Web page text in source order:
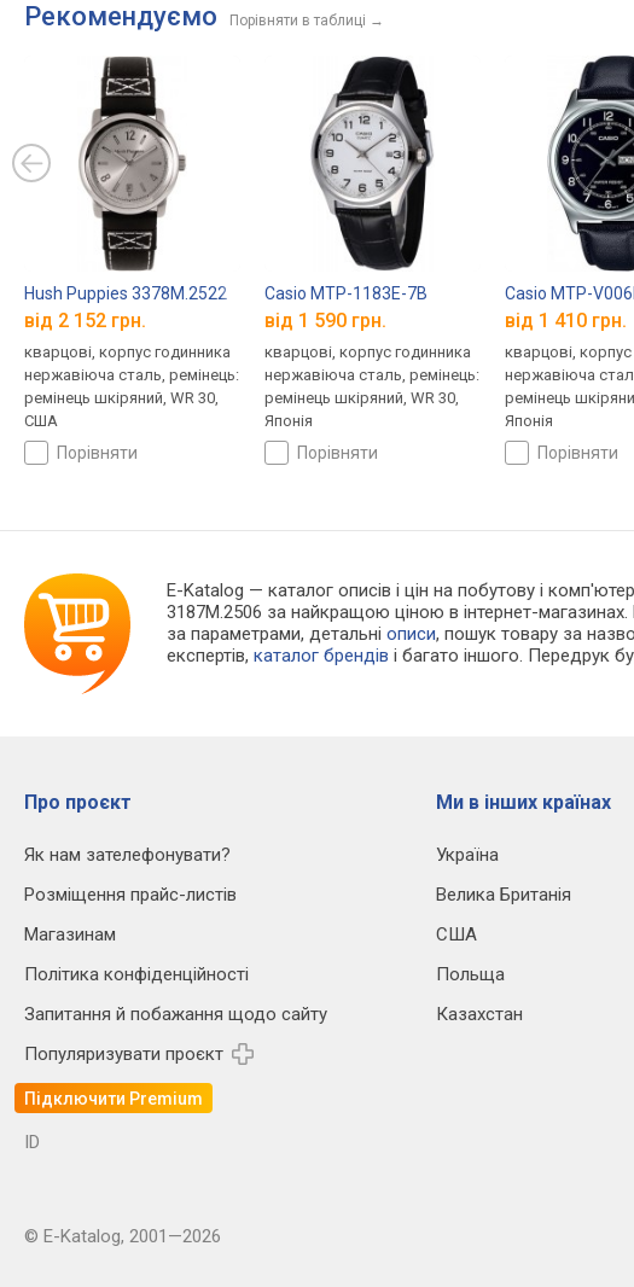
Рекомендуємо Порівняти в таблиці →
Hush Puppies 3378M.2522
від 2 152 грн.
кварцові, корпус годинника
нержавіюча сталь, ремінець:
ремінець шкіряний, WR 30,
США
порівняти
Casio MTP-1183E-7B
від 1 590 грн.
кварцові, корпус годинника
нержавіюча сталь, ремінець:
ремінець шкіряний, WR 30,
Японія
порівняти
Casio MTP-
від 1 410 грн.
кварцові,
нержавіюча
ремінець
Японія
порівняти
E-Katalog — каталог описів і цін на побутову і
3187M.2506 за найкращою ціною в інтернет-
за параметрами, детальніописи, пошук товару за
експертів,каталог брендів і багато іншого. Передрук
Про проєкт
Як нам зателефонувати?
Розміщення прайс-листів
Магазинам
Політика конфіденційності
Запитання й побажання щодо сайту
Популяризувати проєкт
Підключити Premium
Ми в інших країнах
Україна
Велика Британія
США
Польща
Казахстан
ID
© E-Katalog, 2001—2026